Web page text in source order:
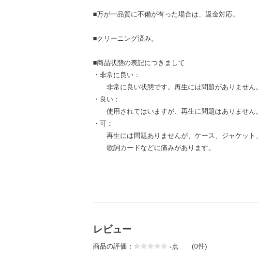
■万が一品質に不備が有った場合は、返金対応。
■クリーニング済み。
■商品状態の表記につきまして
・非常に良い：
非常に良い状態です。再生には問題がありません。
・良い：
使用されてはいますが、再生に問題はありません。
・可：
再生には問題ありませんが、ケース、ジャケット、
歌詞カードなどに痛みがあります。
レビュー
商品の評価： -点 (0件)